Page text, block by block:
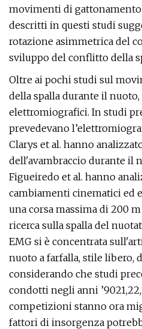
movimenti di gattonamento
descritti in questi studi
rotazione asimmetrica del
sviluppo del conflitto della
Oltre ai pochi studi sul
della spalla durante il
elettromiografici. In studi
prevedevano
Clarys et al. hanno
dell'avambraccio durante il
Figueiredo et al. hanno
cambiamenti cinematici ed
una corsa massima di 200 m
ricerca sulla spalla del
EMG si è concentrata
nuoto a farfalla, stile libero,
considerando che studi
condotti negli anni
competizioni stanno ora
fattori di insorgenza